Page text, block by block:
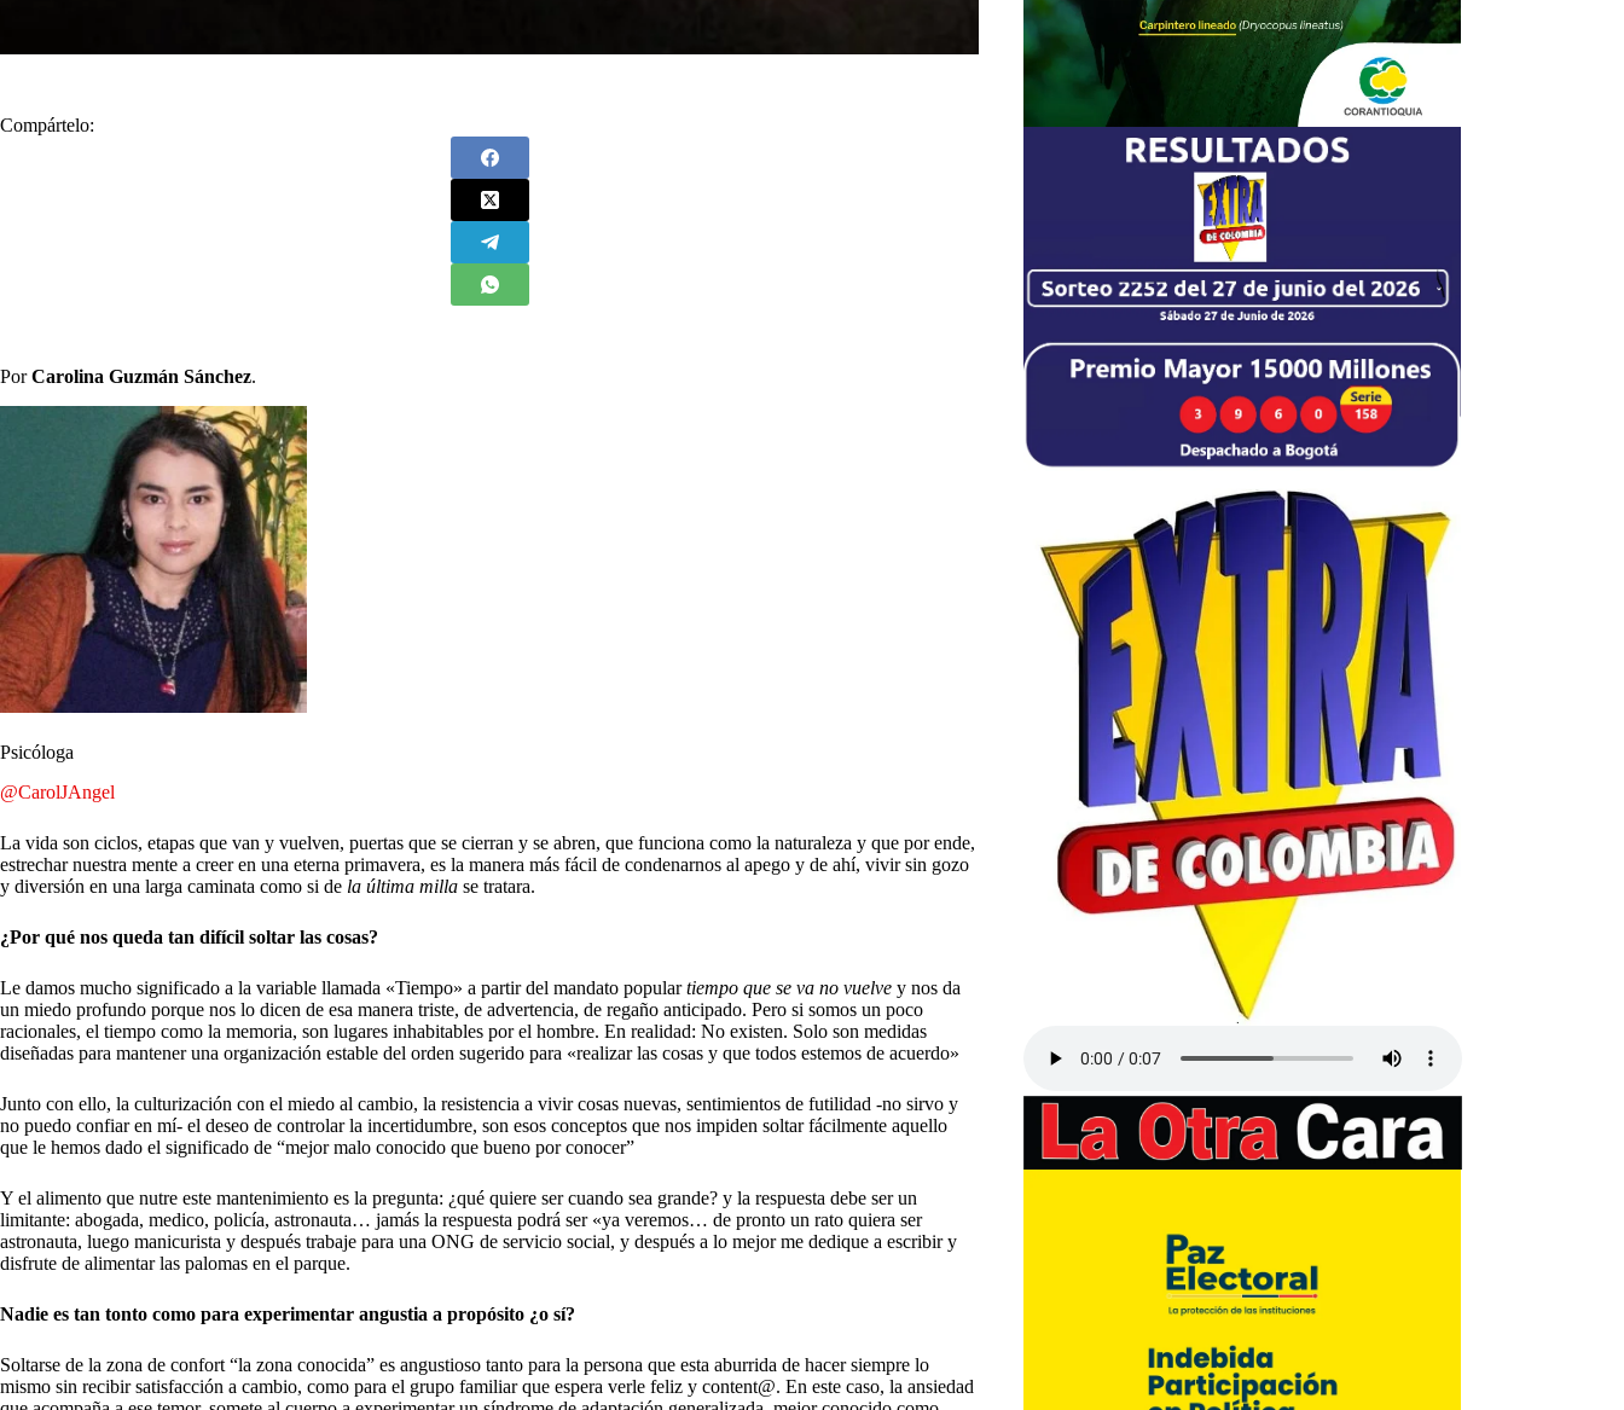
Compártelo:
PorCarolina Guzmán Sánchez.
Psicóloga
@CarolJAngel
La vida son ciclos, etapas que van y vuelven, puertas que se cierran y se abren, que funciona como la naturaleza y que por ende,
estrechar nuestra mente a creer en una eterna primavera, es la manera más fácil de condenarnos al apego y de ahí, vivir sin gozo
y diversión en una larga caminata como si de la última milla se tratara.
¿Por qué nos queda tan difícil soltar las cosas?
Le damos mucho significado a la variable llamada «Tiempo» a partir del mandato populartiempo que se va no vuelve y nos da
un miedo profundo porque nos lo dicen de esa manera triste, de advertencia, de regaño anticipado. Pero si somos un poco
racionales, el tiempo como la memoria, son lugares inhabitables por el hombre. En realidad: No existen. Solo son medidas
diseñadas para mantener una organización estable del orden sugerido para «realizar las cosas y que todos estemos de acuerdo»
Junto con ello, la culturización con el miedo al cambio, la resistencia a vivir cosas nuevas, sentimientos de futilidad -no sirvo y
no puedo confiar en mí- el deseo de controlar la incertidumbre, son esos conceptos que nos impiden soltar fácilmente aquello
que le hemos dado el significado de “mejor malo conocido que bueno por conocer”
Y el alimento que nutre este mantenimiento es la pregunta: ¿qué quiere ser cuando sea grande? y la respuesta debe ser un
limitante: abogada, medico, policía, astronauta… jamás la respuesta podrá ser «ya veremos… de pronto un rato quiera ser
astronauta, luego manicurista y después trabaje para una ONG de servicio social, y después a lo mejor me dedique a escribir y
disfrute de alimentar las palomas en el parque.
Nadie es tan tonto como para experimentar angustia a propósito ¿o sí?
Soltarse de la zona de confort “la zona conocida” es angustioso tanto para la persona que esta aburrida de hacer siempre lo
mismo sin recibir satisfacción a cambio, como para el grupo familiar que espera verle feliz y content@. En este caso, la ansiedad